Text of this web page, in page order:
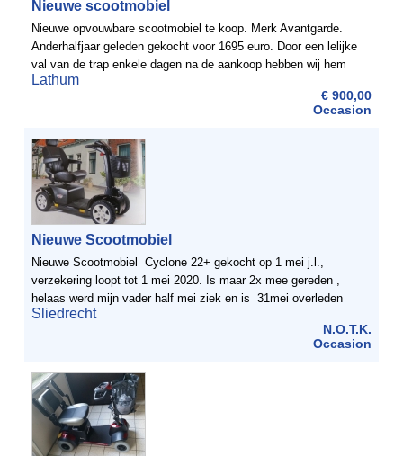
Nieuwe scootmobiel
Nieuwe opvouwbare scootmobiel te koop. Merk Avantgarde.
Anderhalfjaar geleden gekocht voor 1695 euro. Door een lelijke
val van de trap enkele dagen na de aankoop hebben wij hem
helaas nooit kunnen gebruiken. De stoel, het motortje en ...
Lathum
€ 900,00
Occasion
Nieuwe Scootmobiel
Nieuwe Scootmobiel Cyclone 22+ gekocht op 1 mei j.l.,
verzekering loopt tot 1 mei 2020. Is maar 2x mee gereden ,
helaas werd mijn vader half mei ziek en is 31mei overleden
nadat hij de scootmobiel net had. Er ...
Sliedrecht
N.O.T.K.
Occasion